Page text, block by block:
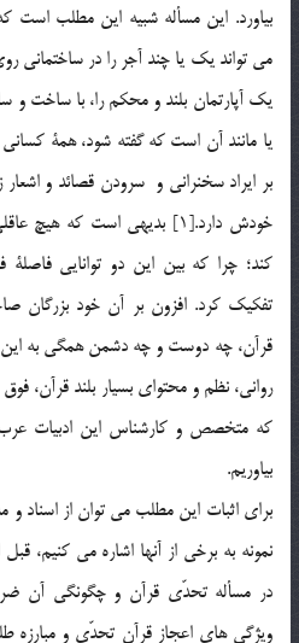
بياورد. اين مسأله شبيه اين مطلب
مي تواند يك يا چند آجر را در ساختماني
يك آپارتمان بلند و محكم را، با ساخت
يا مانند آن است كه گفته شود، همة كساني
بر ايراد سخنراني و سرودن قصائد و
خودش دارد.[1] بديهي است كه
كند؛ چرا كه بين اين دو توانايي فاصلة
تفكيك كرد. افزون بر آن خود
قرآن، چه دوست و چه دشمن همگي به اين
رواني، نظم و محتواي بسيار بلند قرآن،
كه متخصص و كارشناس اين ادبيات عرب
بياوريم.
براي اثبات اين مطلب مي توان از اسناد و
نمونه به برخي از آنها اشاره مي كنيم،
در مسأله تحدّي قرآن و چگونگي آن
ويژگي هاي اعجاز قرآن تحدّي و مبارزه